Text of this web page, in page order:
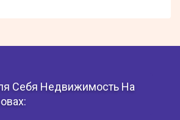
Себя Недвижимость На